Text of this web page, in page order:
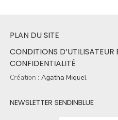
PLAN DU SITE
CONDITIONS D’UTILISATEUR
CONFIDENTIALITÉ
Création : Agatha Miquel
NEWSLETTER SENDINBLUE